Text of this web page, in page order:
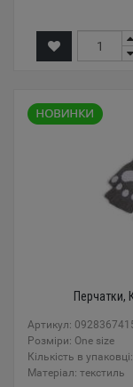
Перчатки,
Артикул:
Розміри: One size
Кількість в
Mатеріал: текстиль